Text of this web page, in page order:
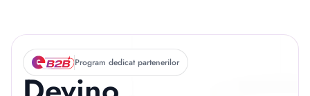
🚚 Politica de Livrare –
EILUMINAT ELECTRICAL
Program dedicat partenerilor